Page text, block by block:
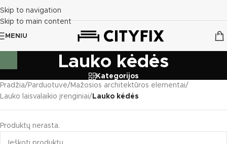
Skip to navigation
Skip to main content
MENIU
Lauko kėdės
Kategorijos
Pradžia/ Parduotuvė/ Mažosios architektūros elementai/
Lauko laisvalaikio įrenginiai/ Lauko kėdės
Produktų nerasta.